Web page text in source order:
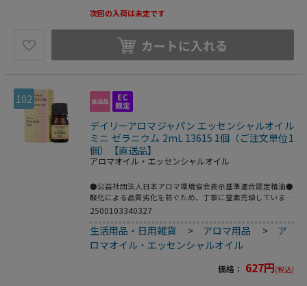
たしかねますので予めご了承ください。
次回の入荷は未定です
カートに入れる
102
デイリーアロマジャパン エッセンシャルオイル
ミニ ゼラニウム 2mL 13615 1個（ご注文単位1
個）【直送品】
アロマオイル・エッセンシャルオイル
●公益社団法人日本アロマ環境協会表示基準適合認定精油●
酸化による品質劣化を防ぐため、丁寧に窒素充填していま
す。●量：2mL●成分：エッセンシャルオイル（精油）●香
名：Pelargonium graveolens●科名：フウロソウ科●原産
国：エジプト（※原産地は予告無く、変更となる場合があり
ます。）●抽出部位／抽出方法：小枝・葉／水蒸気蒸留法●
こちらの商品は事業者様向け商品です。●こちらの商品は取
寄せ商品となり納期が長期間かかる可能性がございます。ま
2500103340327
生活用品・日用雑貨 > アロマ用品 > ア
ロマオイル・エッセンシャルオイル
価格： 627円(税込)